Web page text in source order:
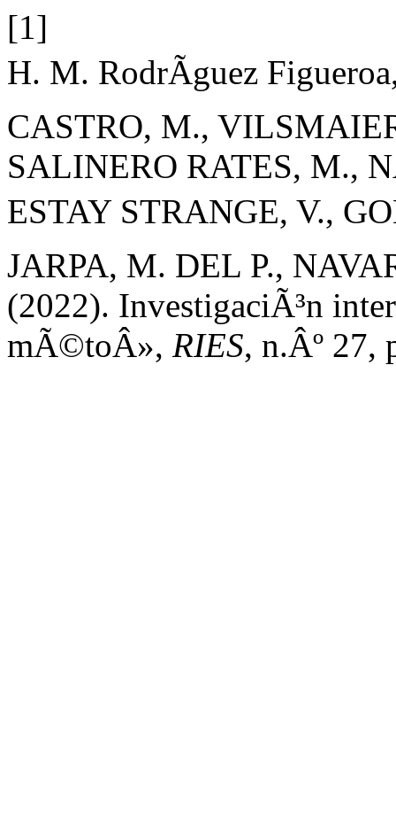
[1]
H. M. RodrÃ­guez
CASTRO, M.,
SALINERO RATES, M.,
ESTAY STRANGE, V.,
JARPA, M. DEL P.,
(2022). InvestigaciÃ³n
mÃ©toÂ», RIES, n.Âº 27,